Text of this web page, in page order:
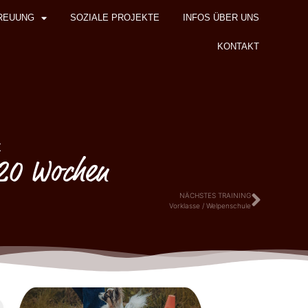
SOZIALE PROJEKTE INFOS ÜBER UNS
KONTAKT
Wochen
NÄCHSTES TRAINING
Vorklasse / Welpenschule